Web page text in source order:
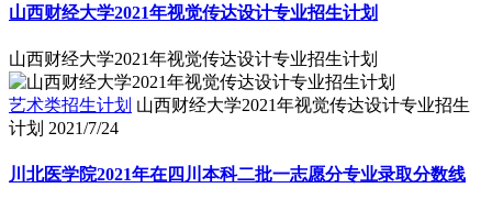
山西财经大学2021年视觉传达设计专业招生计划
山西财经大学2021年视觉传达设计专业招生计划
艺术类招生计划 山西财经大学2021年视觉传达设计专业招生
计划 2021/7/24
川北医学院2021年在四川本科二批一志愿分专业录取分数线